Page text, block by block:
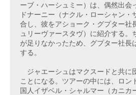
ーブ・ハーシュミー）は、偶然出会
ドナーニー（ナクル・ローシャン・
合し、彼をアショーク・グプター社
ュリーヴァースタヴ）に紹介する。
が足りなかったため、グプター社長
する。
ジャエーシュはマクスードと共に
ことになる。ツアーの中には、ロン
国人イザベル・シャルマー（カニカ